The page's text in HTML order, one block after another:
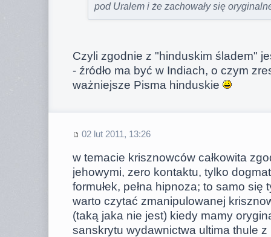
pod Uralem i że zachowały się
Czyli zgodnie z "hinduskim śladem"
- źródło ma być w Indiach, o czym
ważniejsze Pisma hinduskie
02 lut 2011, 13:26
w temacie krisznowców całkowita
jehowymi, zero kontaktu, tylko
formułek, pełna hipnoza; to samo się
warto czytać zmanipulowanej
(taką jaka nie jest) kiedy mamy
sanskrytu wydawnictwa ultima thule